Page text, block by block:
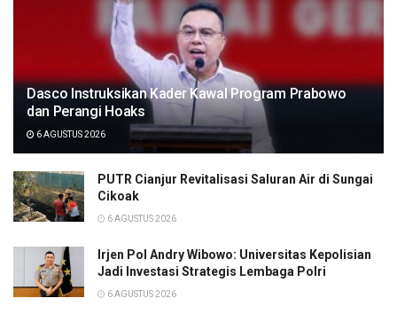
Dasco Instruksikan Kader Kawal Program Prabowo
dan Perangi Hoaks
6 AGUSTUS 2026
PUTR Cianjur Revitalisasi Saluran Air di Sungai
Cikoak
6 AGUSTUS 2026
Irjen Pol Andry Wibowo: Universitas Kepolisian
Jadi Investasi Strategis Lembaga Polri
6 AGUSTUS 2026